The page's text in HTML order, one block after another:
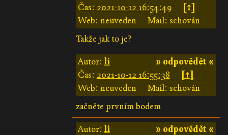
Čas: 2021-10-12 16:54:49
[↑]
Web: neuveden
Mail: schován
Takže jak to je?
» odpovědět «
Autor:li
Čas: 2021-10-12 16:55:38
[↑]
Web: neuveden
Mail: schován
začněte prvním bodem
» odpovědět «
Autor:li